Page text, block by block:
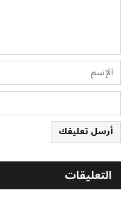
أرسل تعليقك
التعليقات